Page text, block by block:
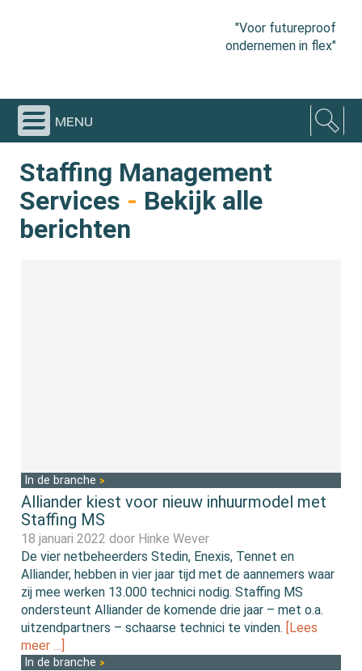
"Voor futureproof
ondernemen in flex"
menu
Staffing Management
Services - Bekijk alle
berichten
In de branche
Alliander kiest voor nieuw inhuurmodel met
Staffing MS
18 januari 2022 door Hinke Wever
De vier netbeheerders Stedin, Enexis, Tennet en
Alliander, hebben in vier jaar tijd met de aannemers waar
zij mee werken 13.000 technici nodig. Staffing MS
ondersteunt Alliander de komende drie jaar – met o.a.
uitzendpartners – schaarse technici te vinden.
[Lees
meer …]
In de branche